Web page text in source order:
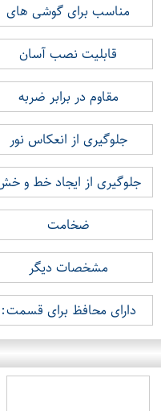
مناسب برای گوشی های
قابلیت نصب آسان
مقاوم در برابر ضربه
جلوگیری از انعکاس نور
جلوگیری از ایجاد خط و
ضخامت
مشخصات دیگر
دارای محافظ برای قسمت: